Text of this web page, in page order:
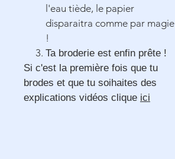
l'eau tiède, le papier
disparaitra comme par magie
!
Ta broderie est enfin prête !
Si c'est la première fois que tu
brodes et que tu soihaites des
explications vidéos clique ici